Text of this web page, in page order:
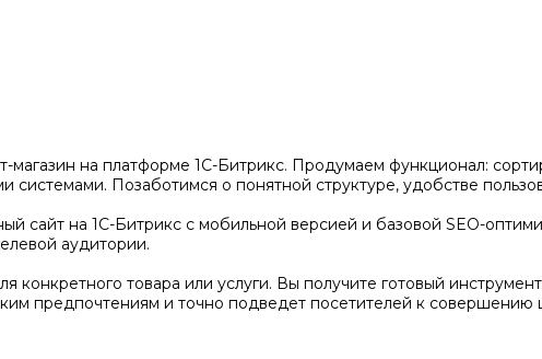
магазин на платформе 1С-Битрикс. Продумаем функционал:
Позаботимся о понятной структуре, удобстве
сайт на 1С-Битрикс с мобильной версией и базовой SEO-
аудитории.
конкретного товара или услуги. Вы получите готовый
предпочтениям и точно подведет посетителей к совершению